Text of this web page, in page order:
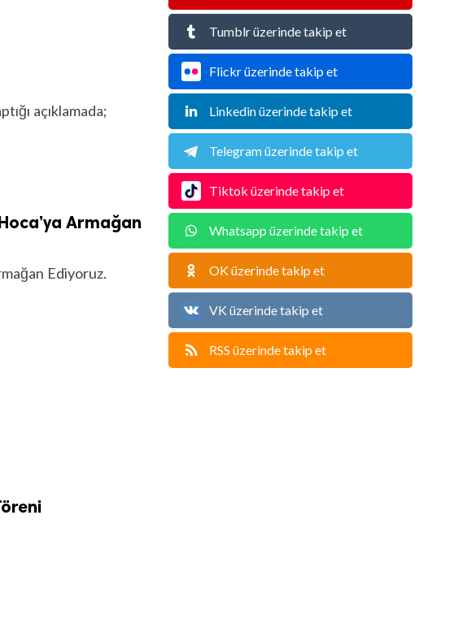
açıklamada;
Armağan
Ediyoruz.
Tumblr üzerinde takip et
Flickr üzerinde takip et
Linkedin üzerinde takip et
Telegram üzerinde takip et
Tiktok üzerinde takip et
Whatsapp üzerinde takip et
OK üzerinde takip et
VK üzerinde takip et
RSS üzerinde takip et